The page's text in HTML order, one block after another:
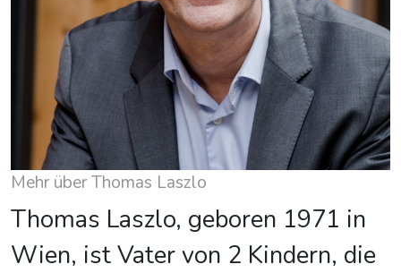
Mehr über Thomas Laszlo
Thomas Laszlo, geboren 1971 in
Wien, ist Vater von 2 Kindern, die